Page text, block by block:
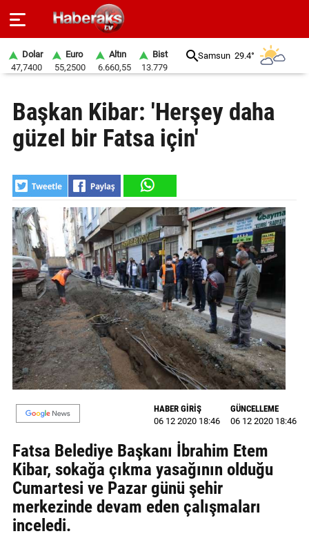
SPOR
YAŞAM
EKONOMİ
BELEDİYELER
SAĞLIK
SİYASET
EĞİTİM
GALERİ
VİDEO
YAZARLAR
BİZE
Künye
İletişim
Gizlilik
Dolar
47,7400
Euro
55,2500
Altın
6.660,55
Bist
13.779
Samsun 29.4°
Başkan Kibar: 'Herşey daha
güzel bir Fatsa için'
HABER GİRİŞ
06 12 2020 18:46
GÜNCELLEME
06 12 2020 18:46
Fatsa Belediye Başkanı İbrahim Etem
Kibar, sokağa çıkma yasağının olduğu
Cumartesi ve Pazar günü şehir
merkezinde devam eden çalışmaları
inceledi.